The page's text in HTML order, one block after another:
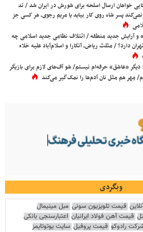
خواهان ارسال اسلحه برای شورش در ایران شد / تد
پسر شاه روی کار بیاید یا مریم رجوی، هر کسی جز
و آرایش جدید منطقه / ائتلاف نظامی جدید اسلامی چه
دارد؟ / مثلث ریاض، آنکارا و اسلام‌آباد علیه خلاء
«عاشق» حرفه‌ام نیستم/ شو آف‌های لازم برای بازیگر
مِهر هم مثل نان آدم‌ها را نمک‌گیر می‌کند
وبگردی
قیمت تلویزیون سونی مبل مینیمال
قیمت آهن فولاد ایرانیان اعتبارسنجی بانکی
رادوکو قیمت پروفیل سایت یوتوتایمز